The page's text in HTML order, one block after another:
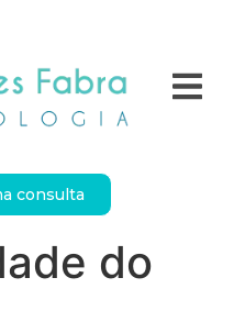
consulta
do